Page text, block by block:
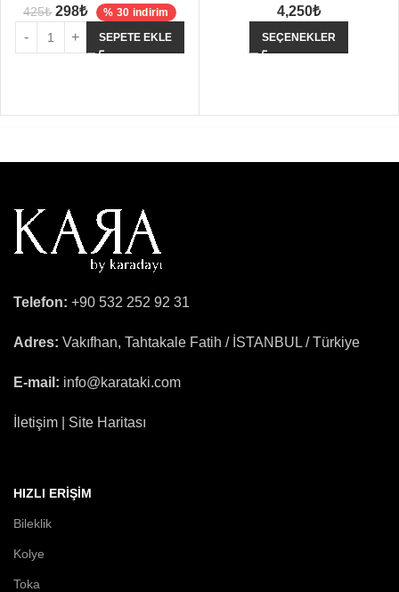
425₺ 298₺ % 30 indirim
SEPETE EKLE
4,250₺
SEÇENEKLER
Telefon: +90 532 252 92 31
Adres: Vakıfhan, Tahtakale Fatih / İSTANBUL / Türkiye
E-mail: info@karataki.com
İletişim | Site Haritası
HIZLI ERIŞIM
Bileklik
Kolye
Toka